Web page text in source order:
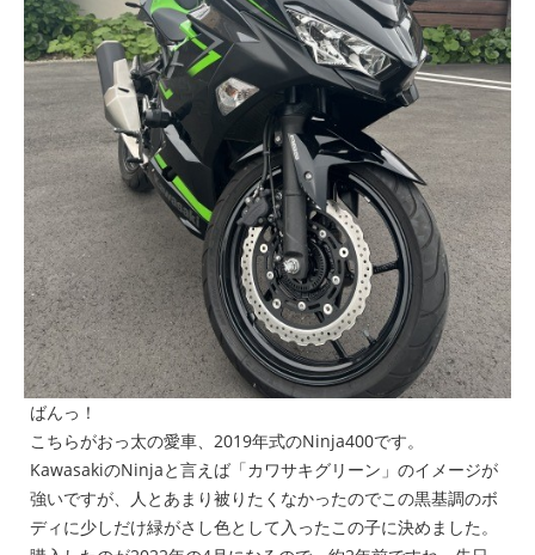
ばんっ！
こちらがおっ太の愛車、 2019年式のNinja400です。
KawasakiのNinjaと言えば「カワサキグリーン 」のイメージが
強いですが、人とあまり被りたくなかったのでこの黒基調のボ
ディに少しだけ緑がさし色として入ったこの子に決めました。